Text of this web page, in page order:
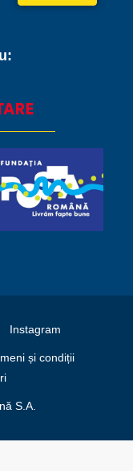
Instagram
și condiții
S.A.